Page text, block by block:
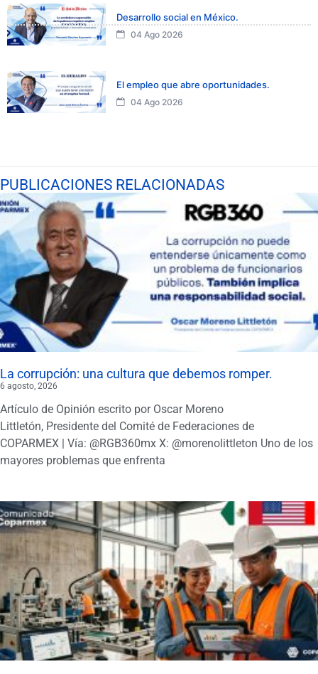
Desarrollo social en México.
04 Ago 2026
El empleo que abre oportunidades.
04 Ago 2026
PUBLICACIONES RELACIONADAS
La corrupción: una cultura que debemos romper.
6 agosto, 2026
Artículo de Opinión escrito por Oscar Moreno
Littletón, Presidente del Comité de Federaciones de
COPARMEX | Vía: @RGB360mx X: @morenolittleton Uno de los
mayores problemas que enfrenta